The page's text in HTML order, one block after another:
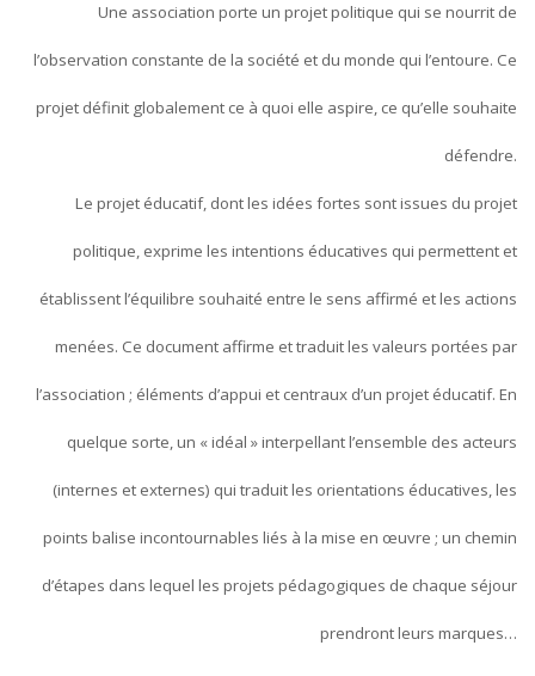
Une association porte un projet politique qui se nourrit de
l’observation constante de la société et du monde qui l’entoure. Ce
projet définit globalement ce à quoi elle aspire, ce qu’elle souhaite
défendre.
Le projet éducatif, dont les idées fortes sont issues du projet
politique, exprime les intentions éducatives qui permettent et
établissent l’équilibre souhaité entre le sens affirmé et les actions
menées. Ce document affirme et traduit les valeurs portées par
l’association ; éléments d’appui et centraux d’un projet éducatif. En
quelque sorte, un « idéal » interpellant l’ensemble des acteurs
(internes et externes) qui traduit les orientations éducatives, les
points balise incontournables liés à la mise en œuvre ; un chemin
d’étapes dans lequel les projets pédagogiques de chaque séjour
prendront leurs marques…